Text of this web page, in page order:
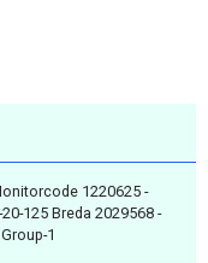
1220625 -
125 Breda 2029568 -
1